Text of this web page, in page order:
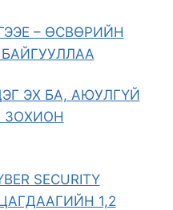
– ӨСВӨРИЙН
ЭХ БА, АЮУЛГҮЙ
ЗОХИОН
SECURITY
1,2